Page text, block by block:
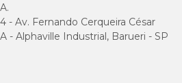
por comprimidos?
em gotas e em comprimidos. As
- Av. Fernando Cerqueira César
- Alphaville Industrial, Barueri - SP